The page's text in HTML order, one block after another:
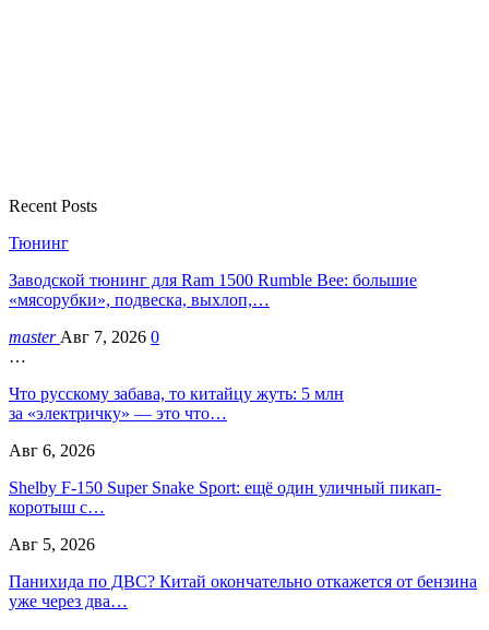
Recent Posts
Тюнинг
Заводской тюнинг для Ram 1500 Rumble Bee: большие
«мясорубки», подвеска, выхлоп,…
master Авг 7, 2026 0
…
Что русскому забава, то китайцу жуть: 5 млн
за «электричку» — это что…
Авг 6, 2026
Shelby F-150 Super Snake Sport: ещё один уличный пикап-
коротыш с…
Авг 5, 2026
Панихида по ДВС? Китай окончательно откажется от бензина
уже через два…